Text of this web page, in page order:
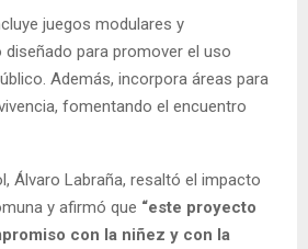
juegos modulares y
para promover el uso
Además, incorpora áreas para
fomentando el encuentro
Álvaro Labraña, resaltó el impacto
y afirmó que “este proyecto
con la niñez y con la